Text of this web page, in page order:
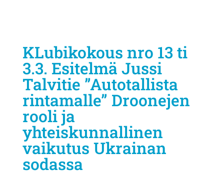
KLubikokous nro 13 ti
3.3. Esitelmä Jussi
Talvitie ”Autotallista
rintamalle” Droonejen
rooli ja
yhteiskunnallinen
vaikutus Ukrainan
sodassa